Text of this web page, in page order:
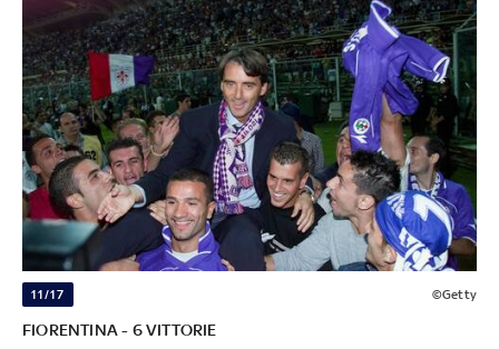
11/17 ©Getty
FIORENTINA - 6 VITTORIE